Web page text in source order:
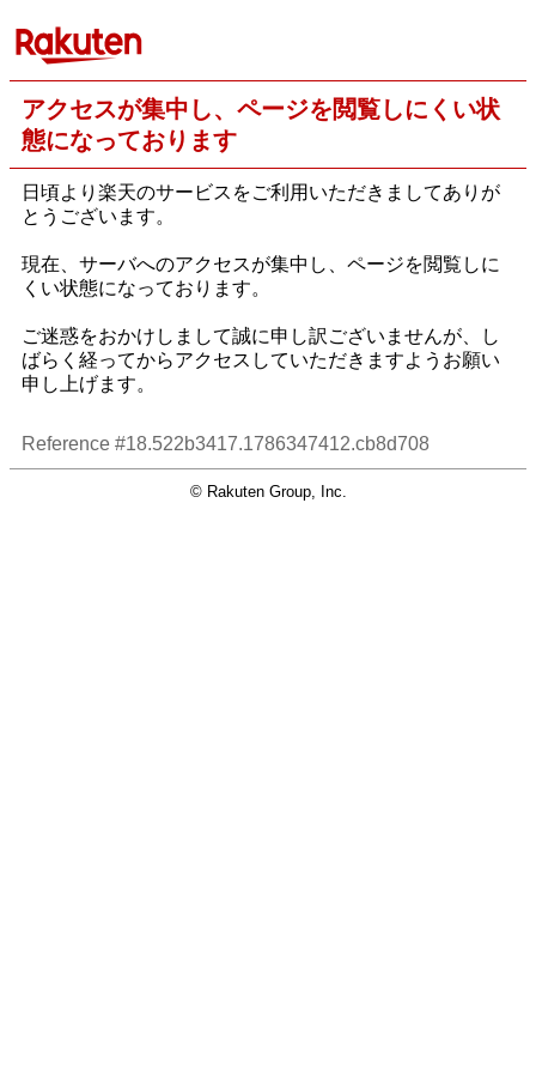
アクセスが集中し、ページを閲覧しにくい状
態になっております
日頃より楽天のサービスをご利用いただきましてありが
とうございます。
現在、サーバへのアクセスが集中し、ページを閲覧しに
くい状態になっております。
ご迷惑をおかけしまして誠に申し訳ございませんが、し
ばらく経ってからアクセスしていただきますようお願い
申し上げます。
Reference #18.522b3417.1786347412.cb8d708
© Rakuten Group, Inc.